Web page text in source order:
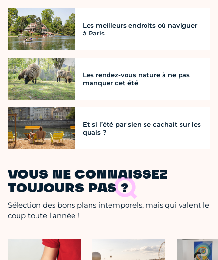
Les meilleurs endroits où naviguer
à Paris
Les rendez-vous nature à ne pas
manquer cet été
Et si l’été parisien se cachait sur les
quais ?
VOUS NE CONNAISSEZ
TOUJOURS PAS ?
Sélection des bons plans intemporels, mais qui valent le
coup toute l'année !